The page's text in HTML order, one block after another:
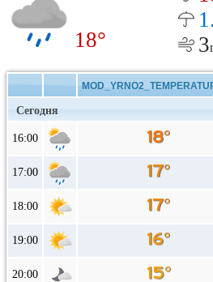
18° 3
Сегодня
16:00
17:00
18:00
19:00
20:00